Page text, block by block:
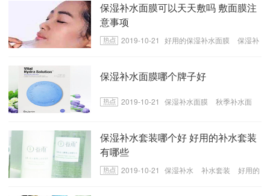
保湿补水面膜可以天天敷吗 敷面膜注
意事项
2019-10-21 好用的保湿补水面膜
保湿补
保湿补水面膜哪个牌子好
2019-10-21 保湿补水面膜
秋季补水面
保湿补水套装哪个好 好用的补水套装
有哪些
2019-10-21 保湿补水 补水套装
好用的